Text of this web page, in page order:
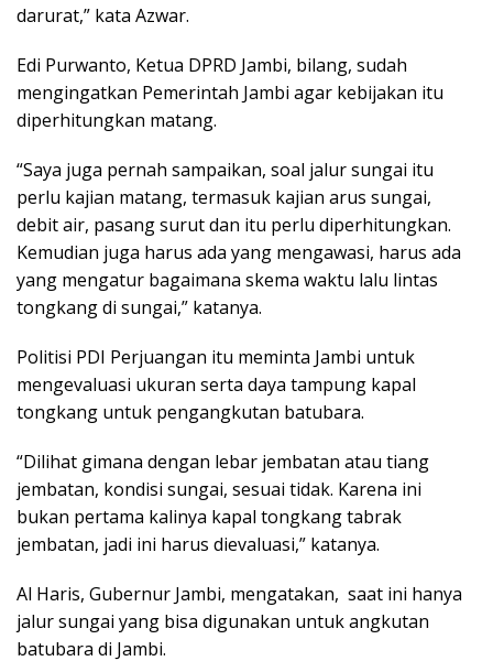
darurat,” kata Azwar.
Edi Purwanto, Ketua DPRD Jambi, bilang, sudah
mengingatkan Pemerintah Jambi agar kebijakan itu
diperhitungkan matang.
“Saya juga pernah sampaikan, soal jalur sungai itu
perlu kajian matang, termasuk kajian arus sungai,
debit air, pasang surut dan itu perlu diperhitungkan.
Kemudian juga harus ada yang mengawasi, harus ada
yang mengatur bagaimana skema waktu lalu lintas
tongkang di sungai,” katanya.
Politisi PDI Perjuangan itu meminta Jambi untuk
mengevaluasi ukuran serta daya tampung kapal
tongkang untuk pengangkutan batubara.
“Dilihat gimana dengan lebar jembatan atau tiang
jembatan, kondisi sungai, sesuai tidak. Karena ini
bukan pertama kalinya kapal tongkang tabrak
jembatan, jadi ini harus dievaluasi,” katanya.
Al Haris, Gubernur Jambi, mengatakan, saat ini hanya
jalur sungai yang bisa digunakan untuk angkutan
batubara di Jambi.